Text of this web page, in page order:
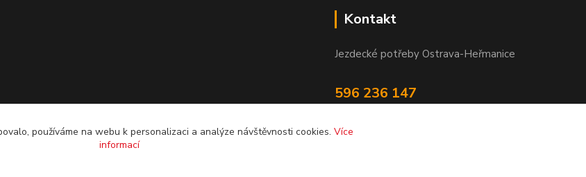
Kontakt
Jezdecké potřeby Ostrava-Heřmanice
596 236 147
používáme na webu k personalizaci a analýze návštěvnosti cookies. Více
informací